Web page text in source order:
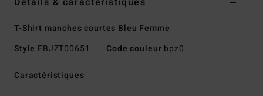
T-Shirt manches courtes Bleu Femme
Style EBJZT00651 Code couleur bpz0
Caractéristiques